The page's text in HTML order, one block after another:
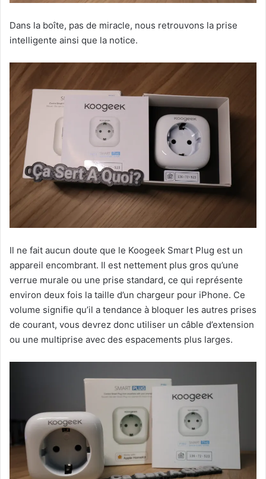
Dans la boîte, pas de miracle, nous retrouvons la prise
intelligente ainsi que la notice.
Il ne fait aucun doute que le Koogeek Smart Plug est un
appareil encombrant. Il est nettement plus gros qu’une
verrue murale ou une prise standard, ce qui représente
environ deux fois la taille d’un chargeur pour iPhone. Ce
volume signifie qu’il a tendance à bloquer les autres prises
de courant, vous devrez donc utiliser un câble d’extension
ou une multiprise avec des espacements plus larges.